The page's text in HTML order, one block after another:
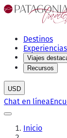
Destinos
Experiencias
Viajes
Recursos
USD
Chat en línea
Inicio